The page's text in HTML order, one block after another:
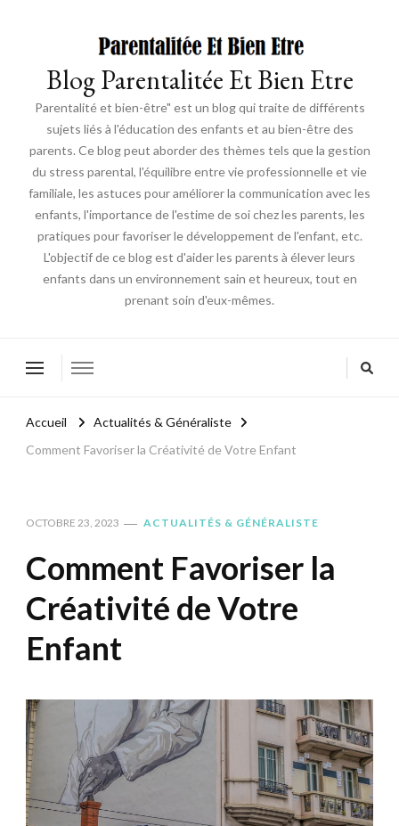
Blog Parentalitée Et Bien Etre
Parentalité et bien-être" est un blog qui traite de différents
sujets liés à l'éducation des enfants et au bien-être des
parents. Ce blog peut aborder des thèmes tels que la gestion
du stress parental, l'équilibre entre vie professionnelle et vie
familiale, les astuces pour améliorer la communication avec les
enfants, l'importance de l'estime de soi chez les parents, les
pratiques pour favoriser le développement de l'enfant, etc.
L'objectif de ce blog est d'aider les parents à élever leurs
enfants dans un environnement sain et heureux, tout en
prenant soin d'eux-mêmes.
Accueil
Actualités & Généraliste
Comment Favoriser la Créativité de Votre Enfant
OCTOBRE 23, 2023 ACTUALITÉS & GÉNÉRALISTE
Comment Favoriser la
Créativité de Votre
Enfant